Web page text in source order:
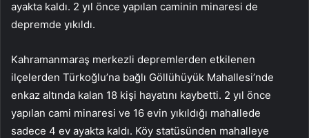
ayakta kaldı. 2 yıl önce yapılan caminin minaresi de
depremde yıkıldı.
Kahramanmaraş merkezli depremlerden etkilenen
ilçelerden Türkoğlu’na bağlı Göllühüyük Mahallesi’nde
enkaz altında kalan 18 kişi hayatını kaybetti. 2 yıl önce
yapılan cami minaresi ve 16 evin yıkıldığı mahallede
sadece 4 ev ayakta kaldı. Köy statüsünden mahalleye